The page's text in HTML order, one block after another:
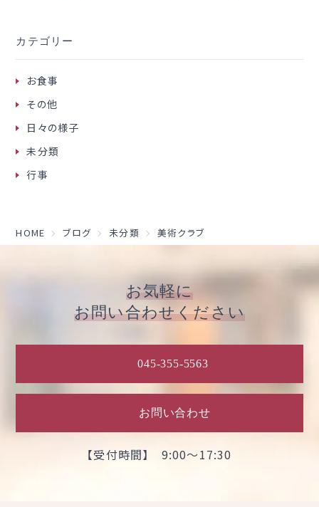
カテゴリー
お食事
その他
日々の様子
未分類
行事
HOME ブログ 未分類 美術クラブ
お気軽に
お問い合わせください
045-355-5563
お問い合わせ
【受付時間】 9:00～17:30